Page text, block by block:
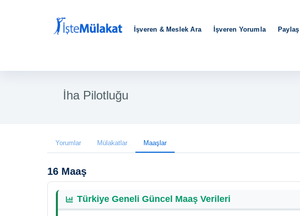
İşveren & Meslek Ara İşveren Yorumla Paylaş
İha Pilotluğu
Yorumlar Mülakatlar Maaşlar
16 Maaş
Türkiye Geneli Güncel Maaş Verileri